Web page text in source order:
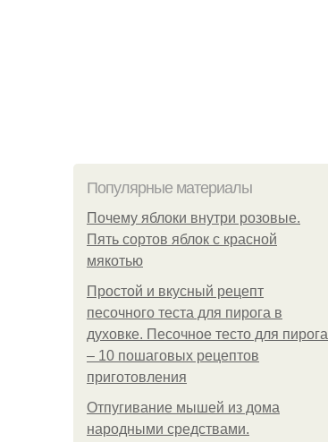
Популярные материалы
Почему яблоки внутри розовые.
Пять сортов яблок с красной
мякотью
Простой и вкусный рецепт
песочного теста для пирога в
духовке. Песочное тесто для пирога
– 10 пошаговых рецептов
приготовления
Отпугивание мышей из дома
народными средствами.